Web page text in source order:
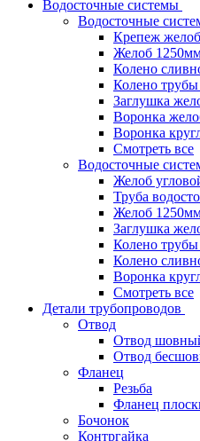
Водосточные системы
Водосточные
Крепеж
Желоб
Колено
Колено
Заглушка
Воронка
Воронка
Смотреть все
Водосточные
Желоб
Труба
Желоб
Заглушка
Колено
Колено
Воронка
Смотреть все
Детали трубопроводов
Отвод
Отвод
Отвод
Фланец
Резьба
Фланец
Бочонок
Контргайка